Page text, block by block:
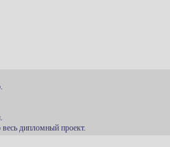
весь дипломный проект.